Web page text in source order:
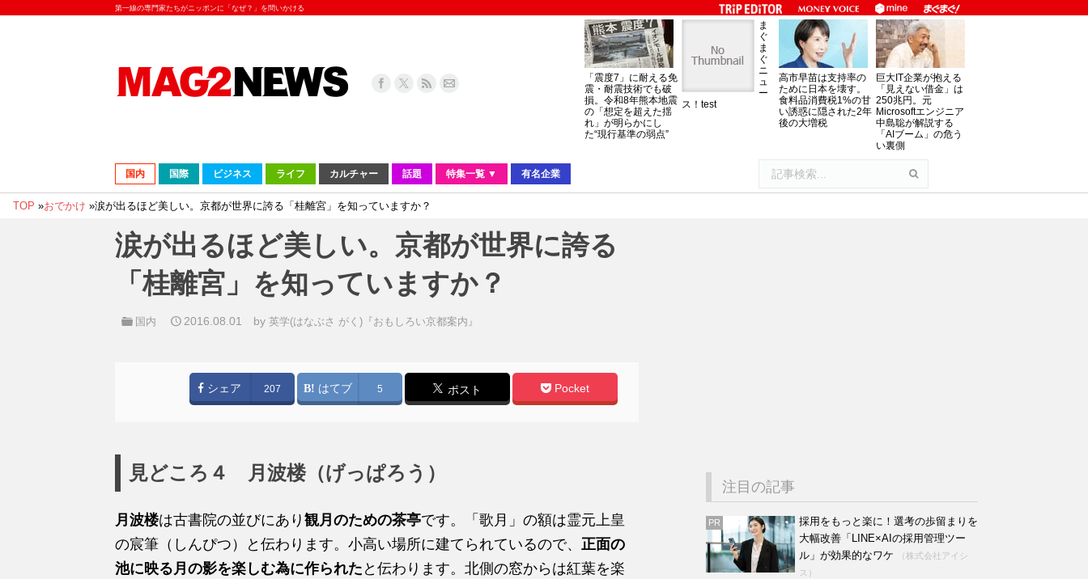
第一線の専門家たちがニッポンに「なぜ？」を問いかける
「震度7」に耐える免
震・耐震技術でも破
損。令和8年熊本地震
の「想定を超えた揺
れ」が明らかにし
た“現行基準の弱点”
ま
ぐ
ま
ぐ
ニ
ュ
ー
ス！test
高市早苗は支持率の
ために日本を壊す。
食料品消費税1%の甘
い誘惑に隠された2年
後の大増税
巨大IT企業が抱える
「見えない借金」は
250兆円。元
Microsoftエンジニア
中島聡が解説する
「AIブーム」の危う
い裏側
国内 国際 ビジネス ライフ カルチャー 話題 特集一覧 ▼ 有名企業
TOP »おでかけ »涙が出るほど美しい。京都が世界に誇る「桂離宮」を知っていますか？
涙が出るほど美しい。京都が世界に誇る
「桂離宮」を知っていますか？
国内 2016.08.01 by英学(はなぶさ がく)『おもしろい京都案内』
シェア 207 はてブ 5 ポスト Pocket
見どころ４ 月波楼（げっぱろう）
月波楼は古書院の並びにあり 観月のための茶亭です。「歌月」の額は霊元上皇
の宸筆（しんぴつ）と伝わります。小高い場所に建てられているので、 正面の
池に映る月の影を楽しむ為に作られた と伝わります。北側の窓からは紅葉を楽
注目の記事
PR
採用をもっと楽に！選考の歩留まりを
大幅改善「LINE×AIの採用管理ツー
ル」が効果的なワケ
（株式会社アイシ
ス）